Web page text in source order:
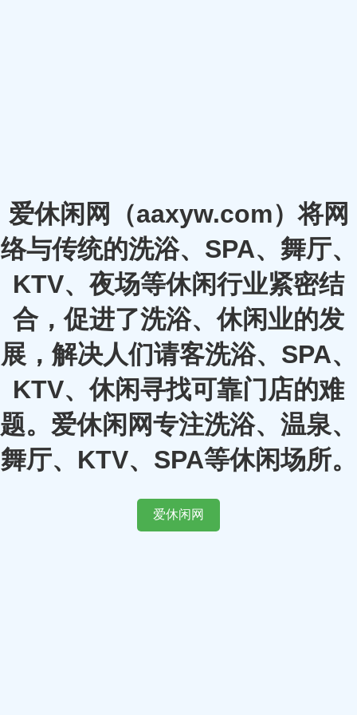
爱休闲网（aaxyw.com）将网
络与传统的洗浴、SPA、舞厅、
KTV、夜场等休闲行业紧密结
合，促进了洗浴、休闲业的发
展，解决人们请客洗浴、SPA、
KTV、休闲寻找可靠门店的难
题。爱休闲网专注洗浴、温泉、
舞厅、KTV、SPA等休闲场所。
爱休闲网